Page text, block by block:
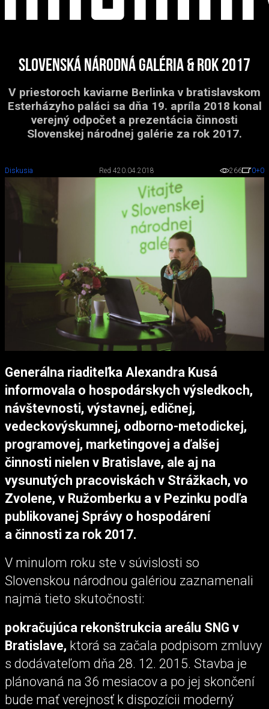
Slovenská národná galéria & rok 2017
V priestoroch kaviarne Berlinka v bratislavskom
Esterházyho paláci sa dňa 19. apríla 2018 konal
verejný odpočet a prezentácia činnosti
Slovenskej národnej galérie za rok 2017.
Diskusia Red 420.04.2018 266 0+0
Generálna riaditeľka Alexandra Kusá
informovala o hospodárskych výsledkoch,
návštevnosti, výstavnej, edičnej,
vedeckovýskumnej, odborno-metodickej,
programovej, marketingovej a ďalšej
činnosti nielen v Bratislave, ale aj na
vysunutých pracoviskách v Strážkach, vo
Zvolene, v Ružomberku a v Pezinku podľa
publikovanej Správy o hospodárení
a činnosti za rok 2017.
V minulom roku ste v súvislosti so
Slovenskou národnou galériou zaznamenali
najmä tieto skutočnosti:
pokračujúca rekonštrukcia areálu SNG v
Bratislave, ktorá sa začala podpisom zmluvy
s dodávateľom dňa 28. 12. 2015. Stavba je
plánovaná na 36 mesiacov a po jej skončení
bude mať verejnosť k dispozícii moderný